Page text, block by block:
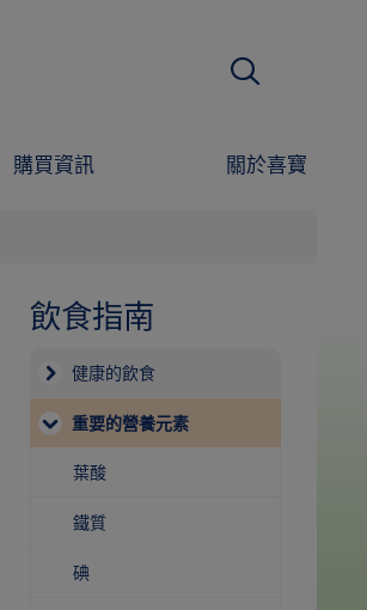
購買資訊 關於喜寶
搜尋
飲食指南
健康的飲食
重要的營養元素
葉酸
鐵質
碘